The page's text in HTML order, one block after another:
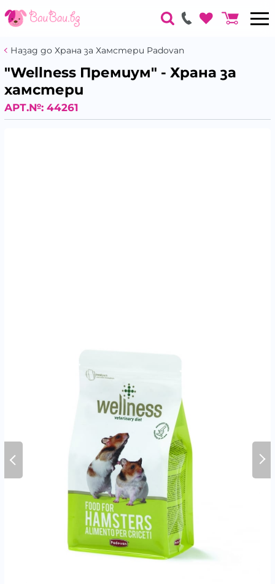
Назад до Храна за Хамстери Padovan
"Wellness Премиум" - Храна за
хамстери
АРТ.№: 44261